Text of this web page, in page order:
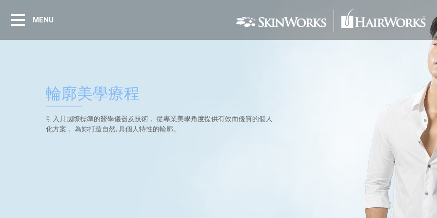
MENU
輪廓美學療程
引入具國際標準的醫學儀器及技術， 從專業美學角度提供有效而優質的個人
化方案， 為妳打造自然, 具個人特性的輪廓。